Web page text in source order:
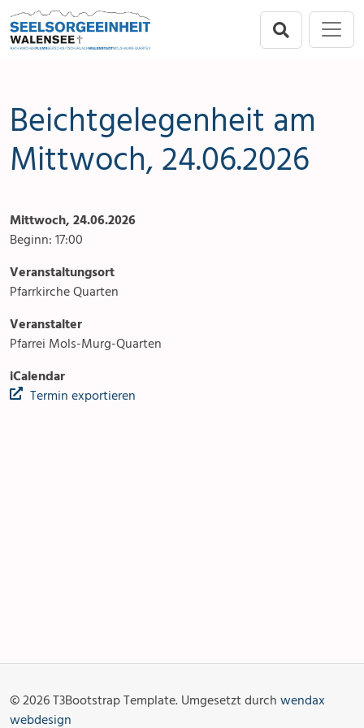
Direkt zur Hauptnavigation springen
Direkt zum Inhalt springen
Beichtgelegenheit am
Mittwoch, 24.06.2026
Mittwoch, 24.06.2026
Beginn: 17:00
Veranstaltungsort
Pfarrkirche Quarten
Veranstalter
Pfarrei Mols-Murg-Quarten
iCalendar
Termin exportieren
© 2026 T3Bootstrap Template. Umgesetzt durch wendax
webdesign
Menu
Berschis-Tscherlach
Mols-Murg-Quarten
Seelsorgeeinheit
Angebote & Sakramente
Aktuelles & Fotogalerie
Links
Angebot & Sakramente
Aktuelles
Fotogalerie
Links